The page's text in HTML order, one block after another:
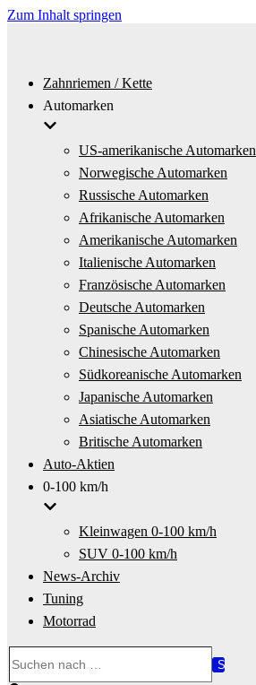
Zum Inhalt springen
Zahnriemen / Kette
Automarken
US-amerikanische Automarken
Norwegische Automarken
Russische Automarken
Afrikanische Automarken
Amerikanische Automarken
Italienische Automarken
Französische Automarken
Deutsche Automarken
Spanische Automarken
Chinesische Automarken
Südkoreanische Automarken
Japanische Automarken
Asiatische Automarken
Britische Automarken
Auto-Aktien
0-100 km/h
Kleinwagen 0-100 km/h
SUV 0-100 km/h
News-Archiv
Tuning
Motorrad
nach …